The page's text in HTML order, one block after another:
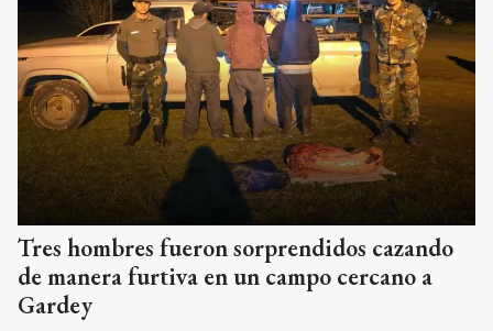
Tres hombres fueron sorprendidos cazando
de manera furtiva en un campo cercano a
Gardey